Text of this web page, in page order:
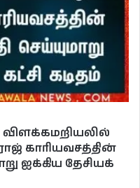
காரியவசத்தின்
ஐக்கிய தேசியக்